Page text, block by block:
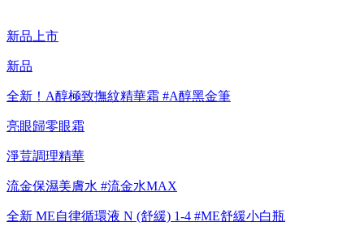
新品上市
新品
全新！A醇極致撫紋精華霜 #A醇黑金筆
亮眼歸零眼霜
淨荳調理精華
流金保濕美膚水 #流金水MAX
全新 ME自律循環液 N (舒緩) 1-4 #ME舒緩小白瓶